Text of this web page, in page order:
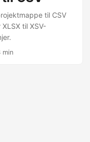
til CSV
til XSV-
min